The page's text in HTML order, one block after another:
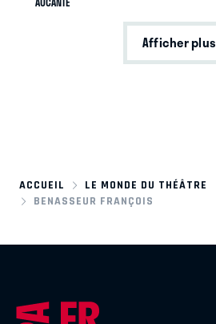
Afficher plus
ACCUEIL
LE MONDE DU THÉÂTRE
BENASSEUR FRANÇOIS